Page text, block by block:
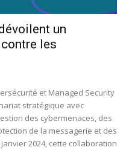
un
les
et Managed Security
stratégique avec
des cybermenaces, des
de la messagerie et des
2024, cette collaboration